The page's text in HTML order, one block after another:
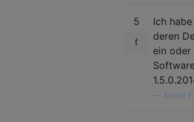
5
Ich
deren
ein
Krunal